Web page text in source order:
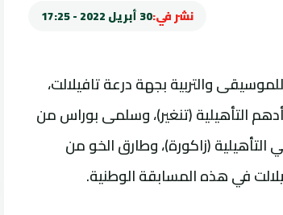
نشر في:30 أبريل 2022 - 17:25
والتربية بجهة درعة تافيلالت،
التأهيلية (تنغير)، وسلمى بوراس من
التأهيلية (زاكورة)، وطارق الخو من
في هذه المسابقة الوطنية.